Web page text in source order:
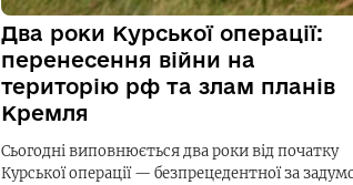
Два роки Курської операції:
перенесення війни на
територію рф та злам планів
Кремля
Сьогодні виповнюється два роки від початку
Курської операції — безпрецедентної за